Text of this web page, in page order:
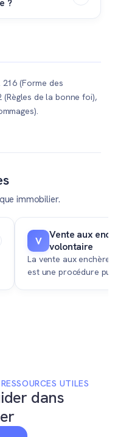
de trois ans à
?
(Forme des
de la bonne foi),
immobilier.
V Vente aux
volontaire
La vente aux
est une procédure
UTILES
dans